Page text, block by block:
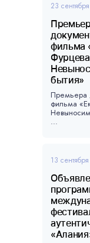
23
фильма
бытия»
Премьера
фильма
...
13